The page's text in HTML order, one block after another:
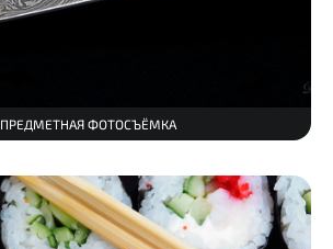
ПРЕДМЕТНАЯ ФОТОСЪЁМКА